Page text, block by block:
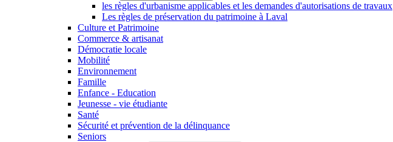
les règles d'urbanisme applicables et les demandes d'autorisations de travaux
Les règles de préservation du patrimoine à Laval
Culture et Patrimoine
Commerce & artisanat
Démocratie locale
Mobilité
Environnement
Famille
Enfance - Education
Jeunesse - vie étudiante
Santé
Sécurité et prévention de la délinquance
Seniors